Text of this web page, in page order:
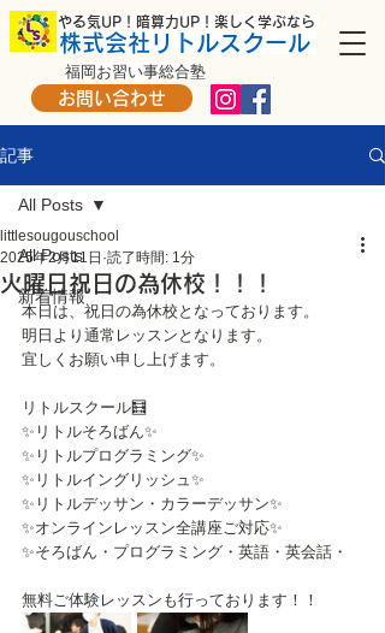
​ やる気UP！暗算力UP！楽しく学ぶなら
株式会社リトルスクール
お問い合わせ
福岡お習い事総合塾
記事
All Posts
新着情報
All Posts
火曜日祝日の為休校！！！
littlesougouschool
2025年2月11日 読了時間: 1分
本日は、祝日の為休校となっております。
明日より通常レッスンとなります。
宜しくお願い申し上げます。
リトルスクール🧮
✨リトルそろばん✨
✨リトルプログラミング✨
✨リトルイングリッシュ✨
✨リトルデッサン・カラーデッサン✨
✨オンラインレッスン全講座ご対応✨
✨そろばん・プログラミング・英語・英会話・
無料ご体験レッスンも行っております！！